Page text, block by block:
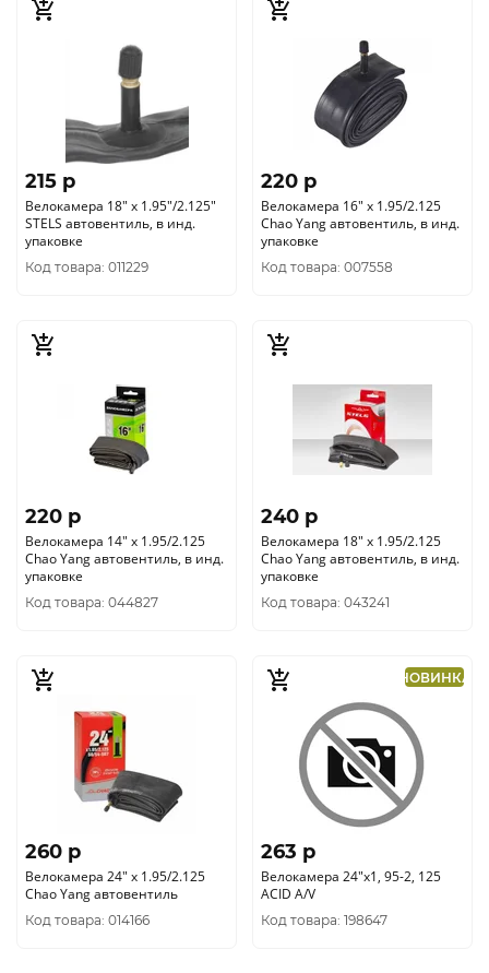
215 p
Велокамера 18" x 1.95"/2.125"
STELS автовентиль, в инд.
упаковке
Код товара: 011229
220 p
Велокамера 16" x 1.95/2.125
Chao Yang автовентиль, в инд.
упаковке
Код товара: 007558
220 p
Велокамера 14" x 1.95/2.125
Chao Yang автовентиль, в инд.
упаковке
Код товара: 044827
240 p
Велокамера 18" x 1.95/2.125
Chao Yang автовентиль, в инд.
упаковке
Код товара: 043241
260 p
Велокамера 24" x 1.95/2.125
Chao Yang автовентиль
Код товара: 014166
НОВИНКА
263 p
Велокамера 24"х1, 95-2, 125
ACID A/V
Код товара: 198647